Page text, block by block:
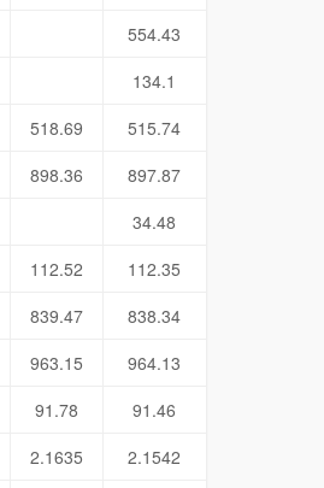
554.43
134.1
518.69
515.74
898.36
897.87
34.48
112.52
112.35
839.47
838.34
963.15
964.13
91.78
91.46
2.1635
2.1542